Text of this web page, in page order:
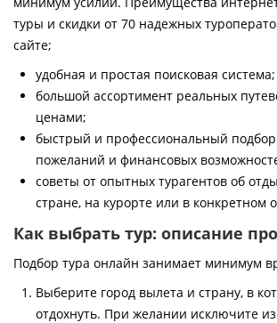
туры и скидки от 70 надежных
сайте;
удобная и простая поисковая система;
большой ассортимент реальных
ценами;
быстрый и профессиональный подбор
пожеланий и финансовых
советы от опытных турагентов об
стране, на курорте или в конкретном
Как выбрать тур: описание
Подбор тура онлайн занимает минимум
Выберите город вылета и страну, в
отдохнуть. При желании исключите